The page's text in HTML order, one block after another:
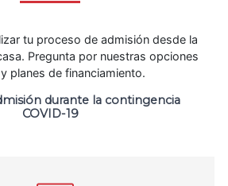
tu proceso de admisión desde la
Pregunta por nuestras opciones
planes de financiamiento.
durante la contingencia
COVID-19